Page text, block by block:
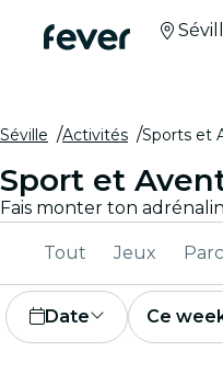
Séville Activités Sports et
Sport et
Tout Jeux
Date Ce